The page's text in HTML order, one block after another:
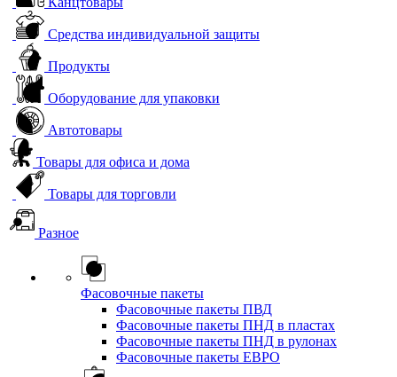
Средства индивидуальной защиты
Продукты
Оборудование для упаковки
Автотовары
Товары для офиса и дома
Товары для торговли
Разное
Фасовочные пакеты
Фасовочные пакеты ПВД
Фасовочные пакеты ПНД в пластах
Фасовочные пакеты ПНД в рулонах
Фасовочные пакеты ЕВРО